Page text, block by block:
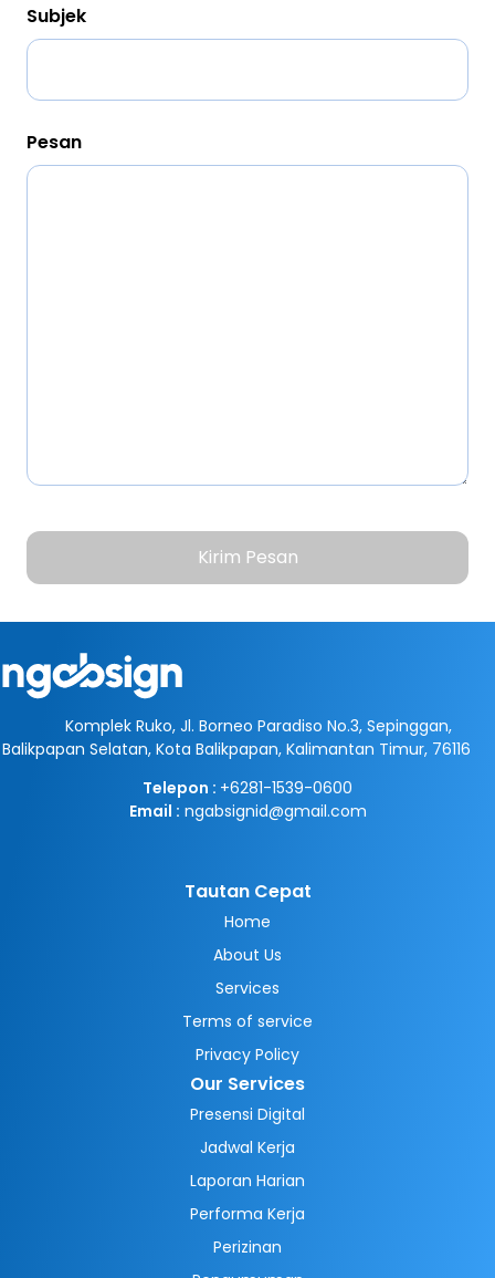
Subjek
Pesan
Kirim Pesan
Komplek Ruko, Jl. Borneo Paradiso No.3, Sepinggan,
Balikpapan Selatan, Kota Balikpapan, Kalimantan Timur, 76116
Telepon : +6281-1539-0600
Email : ngabsignid@gmail.com
Tautan Cepat
Home
About Us
Services
Terms of service
Privacy Policy
Our Services
Presensi Digital
Jadwal Kerja
Laporan Harian
Performa Kerja
Perizinan